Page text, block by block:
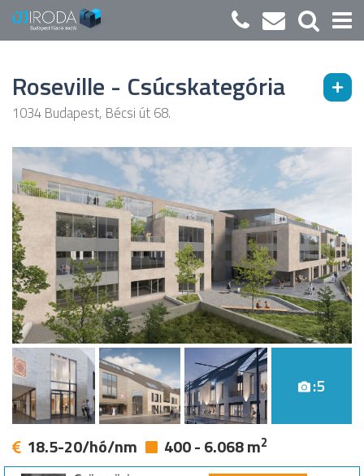
Roseville - Csúcskategória
1034 Budapest, Bécsi út 68.
:5
18.5-20/hó/nm 400 - 6.068 m2